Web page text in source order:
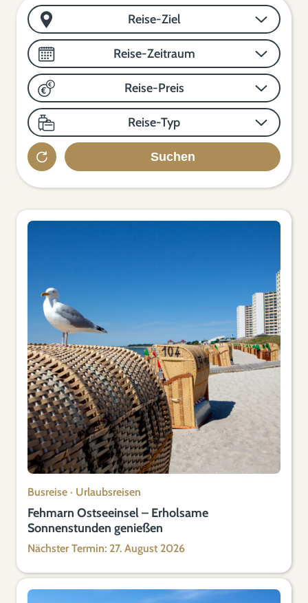
Reise-Ziel
Reise-Zeitraum
Reise-Preis
Reise-Typ
Suchen
Busreise · Urlaubsreisen
Fehmarn Ostseeinsel – Erholsame
Sonnenstunden genießen
Nächster Termin: 27. August 2026